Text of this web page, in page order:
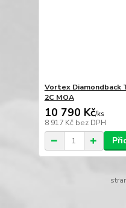
Vortex Diamondback
2C MOA
10 790 Kč/ks
8 917 Kč bez DPH